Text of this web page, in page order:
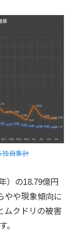
自集計
）の18.79億円
やや現象傾向に
ムクドリの被害